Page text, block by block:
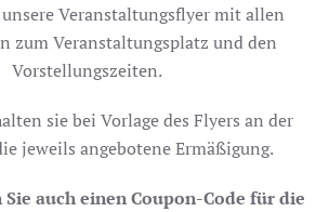
Veranstaltungsflyer mit allen
zum Veranstaltungsplatz und den
Vorstellungszeiten.
sie bei Vorlage des Flyers an der
jeweils angebotene Ermäßigung.
auch einen Coupon-Code für die